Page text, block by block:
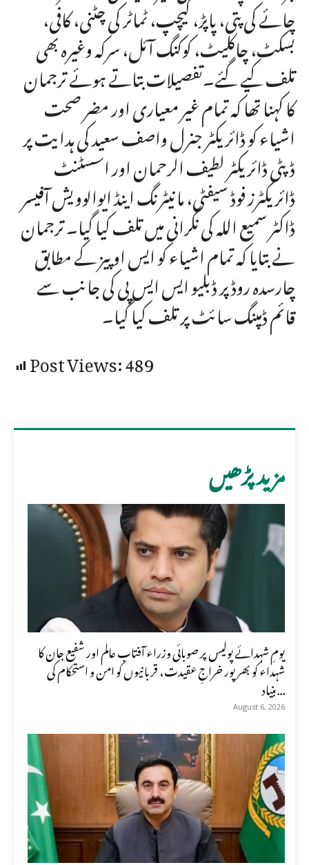
چائے کی پتی، پاپڑ، کیچپ، ٹماٹر کی چٹنی، کافی،
بسکٹ، چاکلیٹ، کوکنگ آئل، سرکہ وغیرہ بھی
تلف کیے گئے۔تفصیلات بتاتے ہوئے ترجمان
کا کہنا تھا کہ تمام غیر معیاری اور مضر صحت
اشیاء کو ڈائریکٹر جنرل واصف سعید کی ہدایت پر
ڈپٹی ڈائریکٹر لطیف الرحمان اور اسسٹنٹ
ڈائریکٹرز فوڈ سیفٹی، مانیٹرنگ اینڈ ایوالوویش آفیسر
ڈاکٹر سمیع اللہ کی نگرانی میں تلف کیا گیا۔ ترجمان
نے بتایا کہ تمام اشیاء کو ایس او پیز کے مطابق
چارسدہ روڈ پر ڈبلیو ایس ایس پی کی جانب سے
قائم ڈمپنگ سائٹ پر تلف کیا گیا۔
Post Views:489
مزید پڑھیں
یومِ شہدائے پولیس پر صوبائی وزراء آفتاب عالم اور شفیع جان کا
شہداء کو بھرپور خراجِ عقیدت، قربانیوں کو امن و استحکام کی
بنیاد...
August 6, 2026